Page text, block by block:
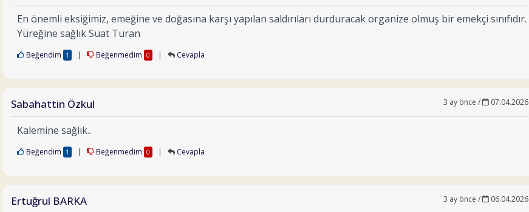
En önemli eksiğimiz, emeğine ve doğasına karşı yapılan saldırıları durduracak organize olmuş bir emekçi sınıfıdır.
Yüreğine sağlık Suat Turan
Beğendim 1 | Beğenmedim 0 | Cevapla
Sabahattin Özkul 3 ay önce / 07.04.2026
Kalemine sağlık..
Beğendim 1 | Beğenmedim 0 | Cevapla
Ertuğrul BARKA 3 ay önce / 06.04.2026